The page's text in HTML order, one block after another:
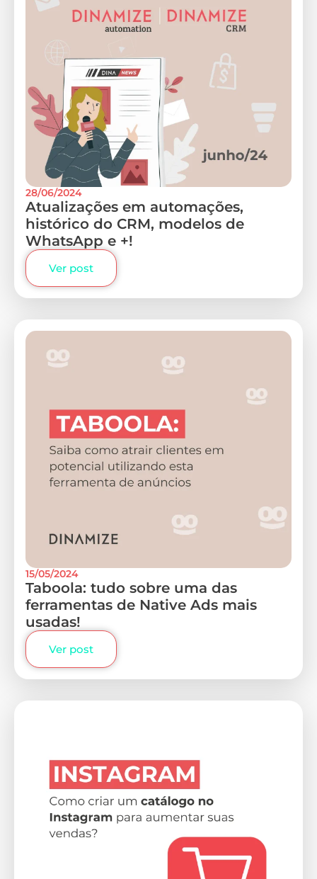
28/06/2024
Atualizações em automações,
histórico do CRM, modelos de
WhatsApp e +!
Ver post
15/05/2024
Taboola: tudo sobre uma das
ferramentas de Native Ads mais
usadas!
Ver post